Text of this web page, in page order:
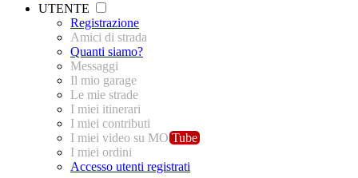
UTENTE
Registrazione
Amici di strada
Quanti siamo?
Messaggi
Il mio garage
Le mie strade
I miei itinerari
I miei contributi
I miei video su MO Tube
I miei ordini
Accesso utenti registrati